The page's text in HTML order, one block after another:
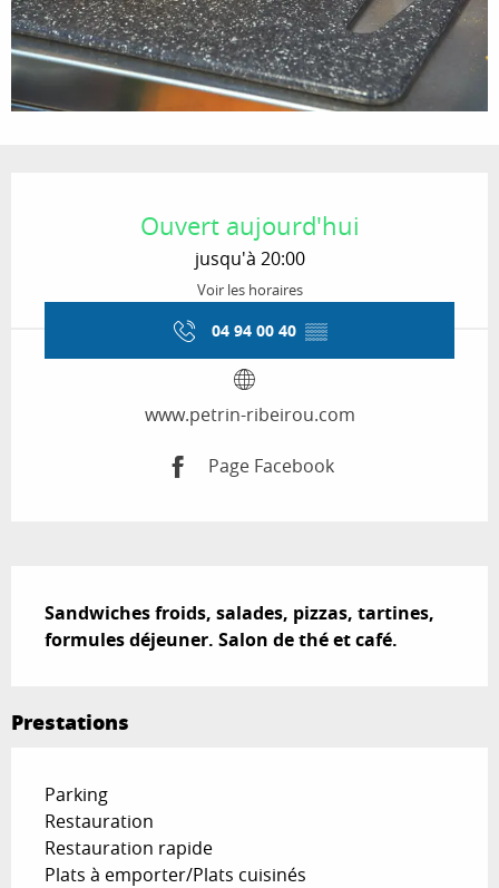
Ouvert aujourd'hui
jusqu'à 20:00
Voir les horaires
04 94 00 40 ▒▒
www.petrin-ribeirou.com
Page Facebook
Sandwiches froids, salades, pizzas, tartines,
formules déjeuner. Salon de thé et café.
Prestations
Parking
Restauration
Restauration rapide
Plats à emporter/Plats cuisinés